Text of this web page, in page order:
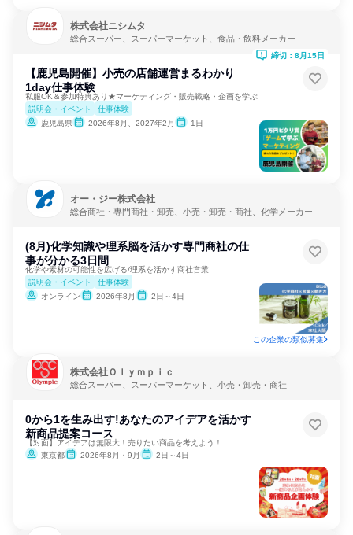
株式会社ニシムタ
総合スーパー、スーパーマーケット、食品・飲料メーカー
【鹿児島開催】小売の店舗運営まるわかり
1day仕事体験
私服OK＆参加特典あり★マーケティング・販売戦略・企画を学ぶ
説明会・イベント
仕事体験
鹿児島県
2026年8月、2027年2月 1日
締切：8月15日
オー・ジー株式会社
総合商社・専門商社・卸売、小売・卸売・商社、化学メーカー
(8月)化学知識や理系脳を活かす専門商社の仕
事が分かる3日間
化学や素材の可能性を広げる/理系を活かす商社営業
説明会・イベント
仕事体験
オンライン
2026年8月 2日～4日
この企業の類似募集
株式会社Ｏｌｙｍｐｉｃ
総合スーパー、スーパーマーケット、小売・卸売・商社
0から1を生み出す!あなたのアイデアを活かす
新商品提案コース
【対面】アイデアは無限大！売りたい商品を考えよう！
東京都
2026年8月・9月 2日～4日